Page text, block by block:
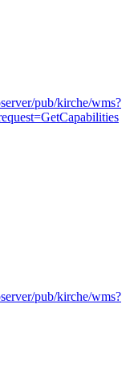
pub/kirche/wms?
pub/kirche/wms?